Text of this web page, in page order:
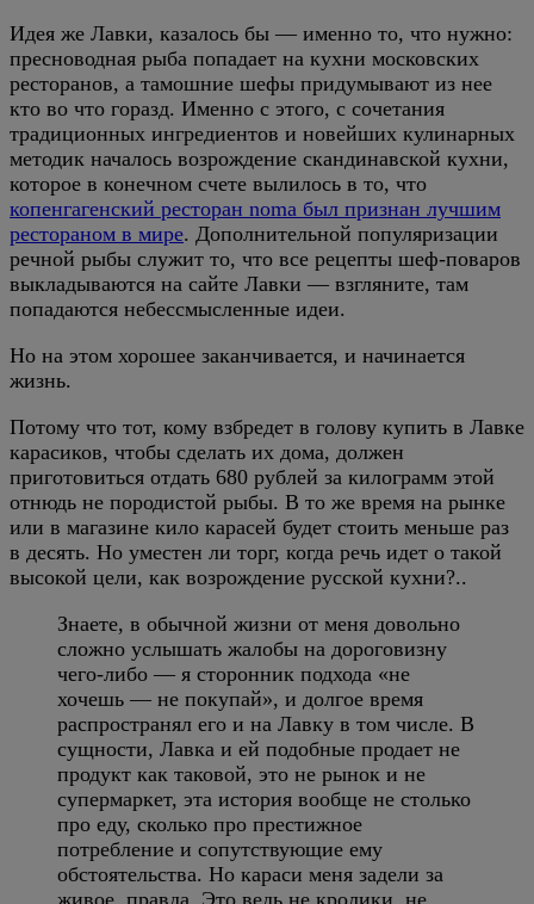
Идея же Лавки, казалось бы — именно то, что нужно:
пресноводная рыба попадает на кухни московских
ресторанов, а тамошние шефы придумывают из нее
кто во что горазд. Именно с этого, с сочетания
традиционных ингредиентов и новейших кулинарных
методик началось возрождение скандинавской кухни,
которое в конечном счете вылилось в то, что
копенгагенский ресторан noma был признан лучшим
рестораном в мире. Дополнительной популяризации
речной рыбы служит то, что все рецепты шеф-поваров
выкладываются на сайте Лавки — взгляните, там
попадаются небессмысленные идеи.
Но на этом хорошее заканчивается, и начинается
жизнь.
Потому что тот, кому взбредет в голову купить в Лавке
карасиков, чтобы сделать их дома, должен
приготовиться отдать 680 рублей за килограмм этой
отнюдь не породистой рыбы. В то же время на рынке
или в магазине кило карасей будет стоить меньше раз
в десять. Но уместен ли торг, когда речь идет о такой
высокой цели, как возрождение русской кухни?..
Знаете, в обычной жизни от меня довольно
сложно услышать жалобы на дороговизну
чего-либо — я сторонник подхода «не
хочешь — не покупай», и долгое время
распространял его и на Лавку в том числе. В
сущности, Лавка и ей подобные продает не
продукт как таковой, это не рынок и не
супермаркет, эта история вообще не столько
про еду, сколько про престижное
потребление и сопутствующие ему
обстоятельства. Но караси меня задели за
живое, правда. Это ведь не кролики, не